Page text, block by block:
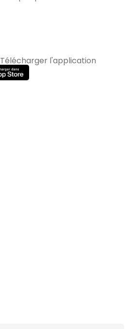
Télécharger l'application